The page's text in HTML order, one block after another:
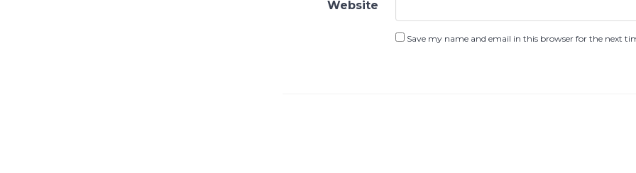
Website
Save my name and email in this browser for the next